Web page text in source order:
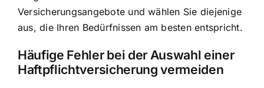
Versicherungsangebote und wählen Sie diejenige
aus, die Ihren Bedürfnissen am besten entspricht.
Häufige Fehler bei der Auswahl einer
Haftpflichtversicherung vermeiden